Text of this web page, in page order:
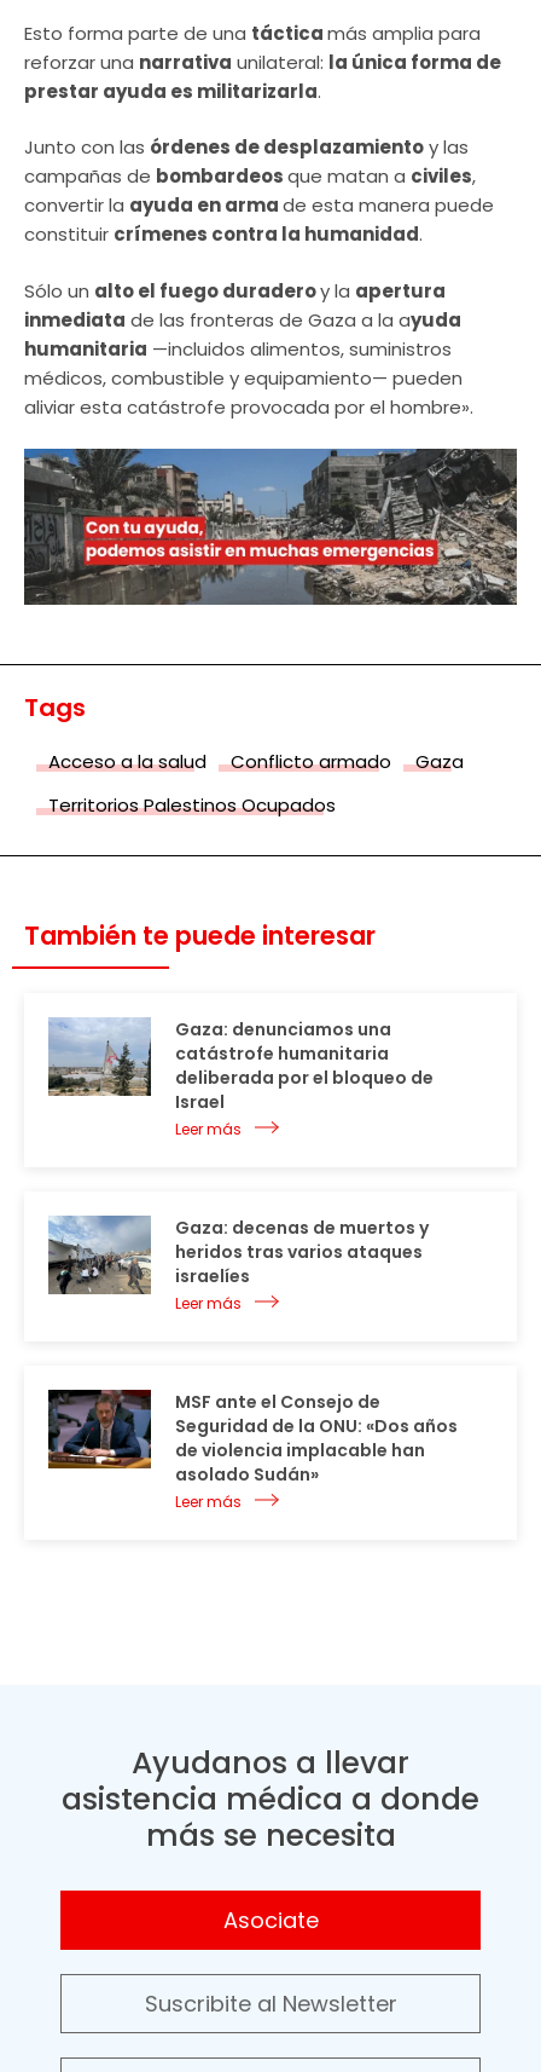
Esto forma parte de una tácticamás amplia para
reforzar una narrativa unilateral: la única forma de
prestar ayuda es militarizarla.
Junto con las órdenes de desplazamientoy las
campañas de bombardeosque matan a civiles,
convertir la ayuda en armade esta manera puede
constituir crímenes contra la humanidad.
Sólo un alto el fuego duraderoy la apertura
inmediata de las fronteras de Gaza a la ayuda
humanitaria —incluidos alimentos, suministros
médicos, combustible y equipamiento— pueden
aliviar esta catástrofe provocada por el hombre».
Tags
Acceso a la salud Conflicto armado
Gaza
Territorios Palestinos Ocupados
También te puede interesar
Gaza: denunciamos una
catástrofe humanitaria
deliberada por el bloqueo de
Israel
Leer más
Gaza: decenas de muertos y
heridos tras varios ataques
israelíes
Leer más
MSF ante el Consejo de
Seguridad de la ONU: «Dos años
de violencia implacable han
asolado Sudán»
Leer más
Ayudanos a llevar
asistencia médica a donde
más se necesita
Asociate
Suscribite al Newsletter